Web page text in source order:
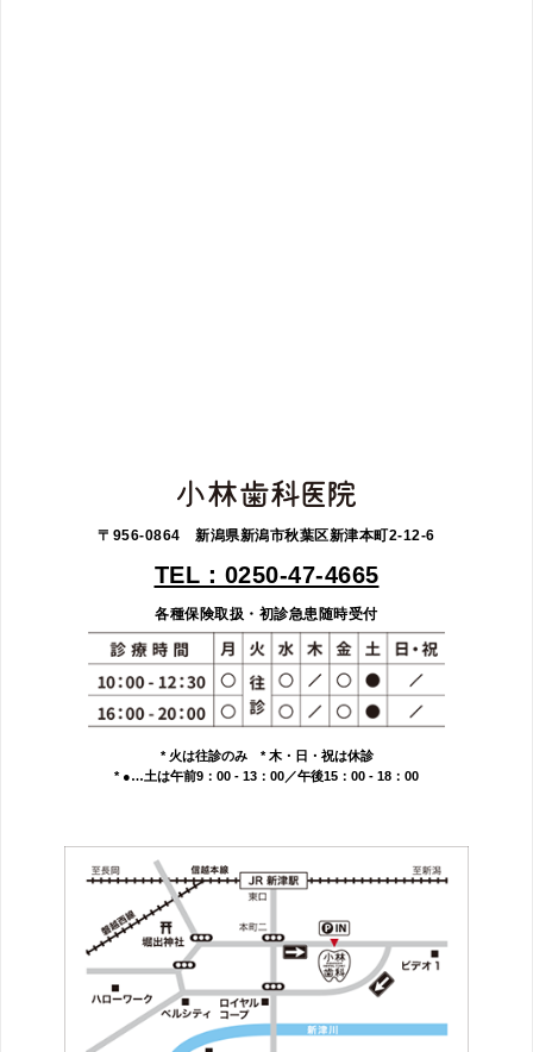
〒956-0864 新潟県新潟市秋葉区新津本町2-12-6
TEL：0250-47-4665
各種保険取扱・初診急患随時受付
* 火は往診のみ * 木・日・祝は休診
* ●…土は午前9：00 - 13：00／午後15：00 - 18：00